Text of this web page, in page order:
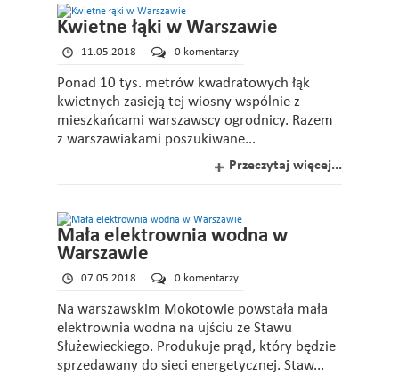
Kwietne łąki w Warszawie
11.05.2018 0 komentarzy
Ponad 10 tys. metrów kwadratowych łąk
kwietnych zasieją tej wiosny wspólnie z
mieszkańcami warszawscy ogrodnicy. Razem
z warszawiakami poszukiwane...
Przeczytaj więcej...
Mała elektrownia wodna w
Warszawie
07.05.2018 0 komentarzy
Na warszawskim Mokotowie powstała mała
elektrownia wodna na ujściu ze Stawu
Służewieckiego. Produkuje prąd, który będzie
sprzedawany do sieci energetycznej. Staw...